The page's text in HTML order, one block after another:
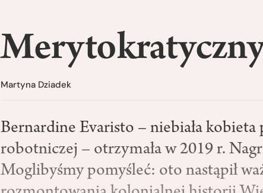
Martyna Dziadek
Bernardine Evaristo – niebiała kobieta
robotniczej – otrzymała w 2019 r.
Moglibyśmy pomyśleć: oto nastąpił